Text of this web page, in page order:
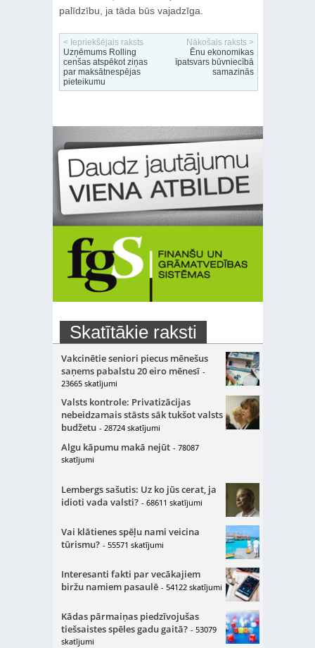
palīdzību, ja tāda būs vajadzīga.
< Iepriekšējais raksts
Uzņēmums Rolling
cenšas atspēkot ziņas
par maksātnespējas
pieteikumu
Nākošais raksts >
Ēnu ekonomikas
īpatsvars būvniecībā
samazinās
Skatītākie raksti
Vakcinētie seniori piecus mēnešus
saņems pabalstu 20 eiro mēnesī -
23665 skatījumi
Valsts kontrole: Privatizācijas
nebeidzamais stāsts sāk tukšot valsts
budžetu - 28724 skatījumi
Algu kāpumu makā nejūt - 78087
skatījumi
Lembergs sašutis: Uz ko jūs cerat, ja
idioti vada valsti? - 68611 skatījumi
Vai klātienes spēļu nami veicina
tūrismu? - 55571 skatījumi
Interesanti fakti par vecākajiem
biržu namiem pasaulē - 54122 skatījumi
Kādas pārmaiņas piedzīvojušas
tiešsaistes spēles gadu gaitā? - 53079
skatījumi